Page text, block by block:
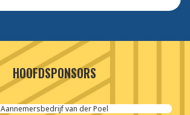
HOOFDSPONSORS
Aannemersbedrijf van der Poel